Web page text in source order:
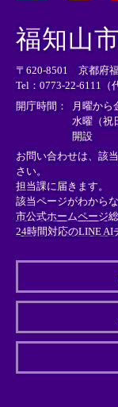
外
部
リ
ン
ク
＞
外
リ
ン
ク
＞
福知山
〒620-8501 京都府
Tel：0773-22-6111（
開庁時間：
月曜から
水曜（祝
開設
お問い合わせは、該
さい。
担当課に届きます。
該当ページがわから
市公式ホームページ
24時間対応のLINE AI
外
リ
ン
＞